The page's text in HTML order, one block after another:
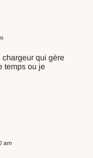
chargeur qui gère
temps ou je
am